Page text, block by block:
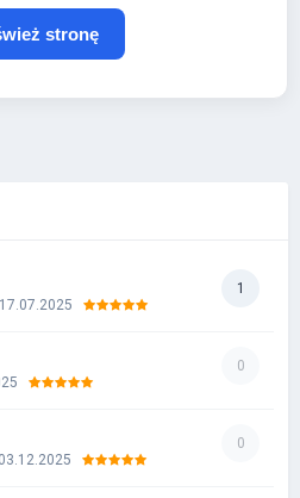
stronę
1
17.07.2025
0
0
03.12.2025